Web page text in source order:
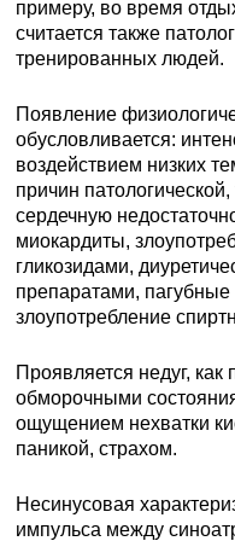
примеру, во время
считается также
тренированных людей.
Появление
обусловливается:
воздействием низких
причин
сердечную
миокардиты,
гликозидами,
препаратами, пагубные
злоупотребление
Проявляется недуг,
обморочными
ощущением нехватки
паникой, страхом.
Несинусовая
импульса между